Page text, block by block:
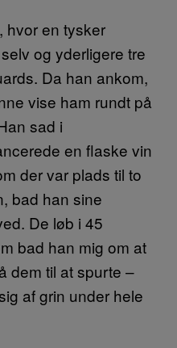
hvor en tysker
og yderligere tre
Da han ankom,
vise ham rundt på
sad i
en flaske vin
der var plads til to
bad han sine
De løb i 45
bad han mig om at
dem til at spurte –
af grin under hele